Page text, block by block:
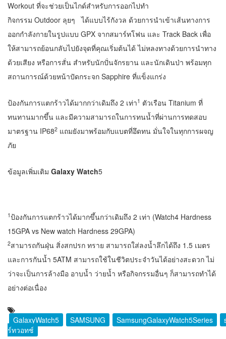
Workout ที่จะช่วยเป็นไกด์สำหรับการออกไปทำ
กิจกรรม Outdoor ลุยๆ ได้แบบไร้กังวล ด้วยการนำเข้าเส้นทางการ
ออกกำลังกายในรูปแบบ GPX จากสมาร์ทโฟน และ Track Back เพื่อ
ให้สามารถย้อนกลับไปยังจุดที่คุณเริ่มต้นได้ ไม่หลงทางด้วยการนำทาง
ด้วยเสียง หรือการสั่น สำหรับนักปั่นจักรยาน และนักเดินป่า พร้อมทุก
สถานการณ์ด้วยหน้าปัดกระจก Sapphire ที่แข็งแกร่ง
ป้องกันการแตกร้าวได้มากกว่าเดิมถึง 2 เท่า1 ตัวเรือน Titanium ที่
ทนทานมากขึ้น และมีความสามารถในการทนน้ำที่ผ่านการทดสอบ
มาตรฐาน IP682 แถมยังมาพร้อมกับแบตที่อึดทน มั่นใจในทุกการผจญ
ภัย
ข้อมูลเพิ่มเติม Galaxy Watch5
1ป้องกันการแตกร้าวได้มากขึ้นกว่าเดิมถึง 2 เท่า (Watch4 Hardness
15GPA vs New watch Hardness 29GPA)
2สามารถกันฝุ่น สิ่งสกปรก ทราย สามารถใส่ลงน้ำลึกได้ถึง 1.5 เมตร
และการกันน้ำ 5ATM สามารถใช้ในชีวิตประจำวันได้อย่างสะดวก ไม่
ว่าจะเป็นการล้างมือ อาบน้ำ ว่ายน้ำ หรือกิจกรรมอื่นๆ ก็สามารถทำได้
อย่างต่อเนื่อง
GalaxyWatch5 SAMSUNG SamsungGalaxyWatch5Series
ร์ทวอทช์